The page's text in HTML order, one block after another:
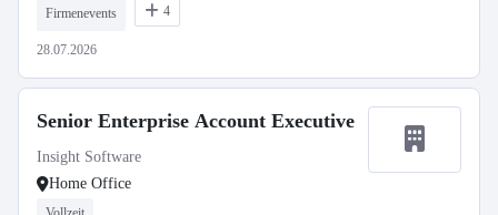
Firmenevents 4
28.07.2026
Senior Enterprise Account Executive
Insight Software
Home Office